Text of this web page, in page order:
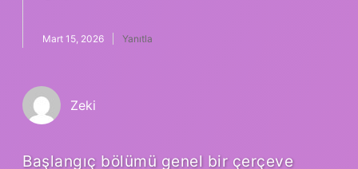
Mart 15, 2026 Yanıtla
Zeki
Başlangıç bölümü genel bir çerçeve